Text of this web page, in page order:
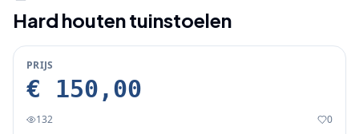
Hard houten tuinstoelen
PRIJS
€ 150,00
132 0